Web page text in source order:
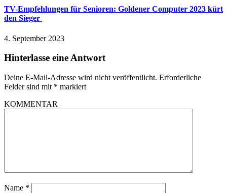
TV-Empfehlungen für Senioren: Goldener Computer 2023 kürt
den Sieger
4. September 2023
Hinterlasse eine Antwort
Deine E-Mail-Adresse wird nicht veröffentlicht. Erforderliche
Felder sind mit * markiert
KOMMENTAR
Name *